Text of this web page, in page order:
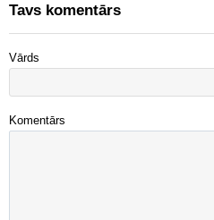
Tavs komentārs
Vārds
Komentārs